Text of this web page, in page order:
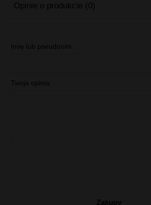
Opinie o produkcie (0)
Imię lub pseudonim:
Twoja opinia:
Zakupy